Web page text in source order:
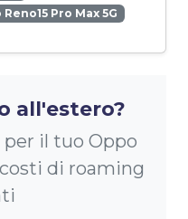
Pro Max 5G
all'estero?
il tuo Oppo
di roaming